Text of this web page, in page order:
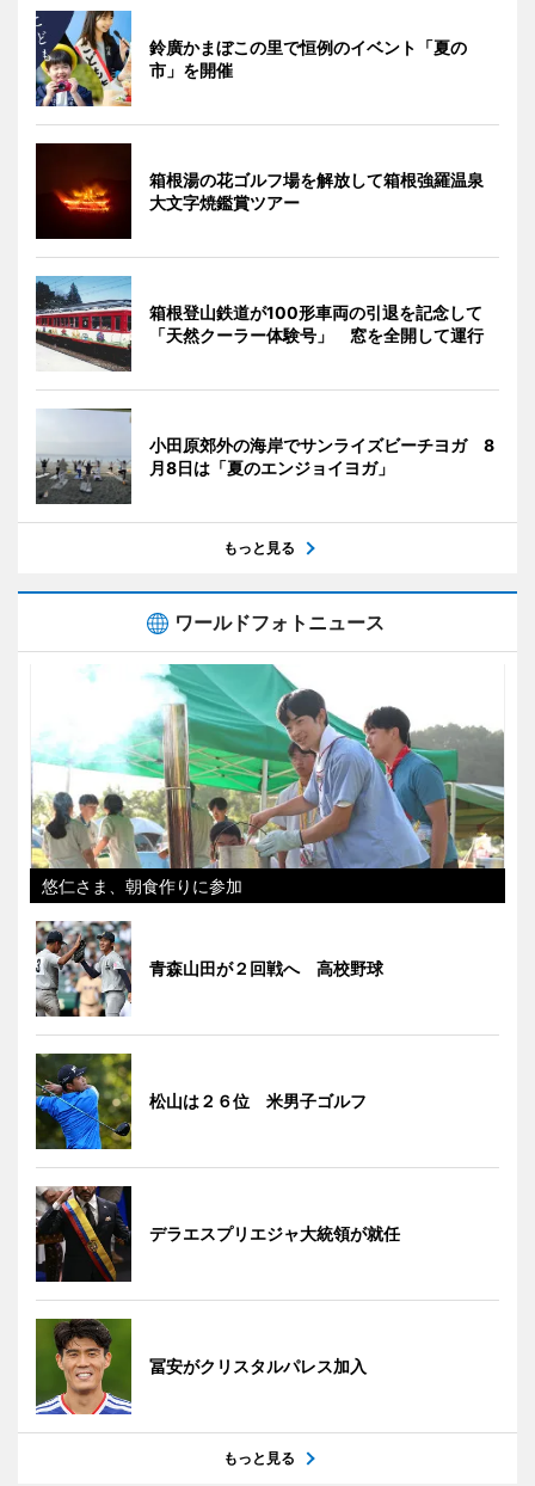
鈴廣かまぼこの里で恒例のイベント「夏の
市」を開催
箱根湯の花ゴルフ場を解放して箱根強羅温泉
大文字焼鑑賞ツアー
箱根登山鉄道が100形車両の引退を記念して
「天然クーラー体験号」 窓を全開して運行
小田原郊外の海岸でサンライズビーチヨガ 8
月8日は「夏のエンジョイヨガ」
もっと見る
ワールドフォトニュース
悠仁さま、朝食作りに参加
青森山田が２回戦へ 高校野球
松山は２６位 米男子ゴルフ
デラエスプリエジャ大統領が就任
冨安がクリスタルパレス加入
もっと見る